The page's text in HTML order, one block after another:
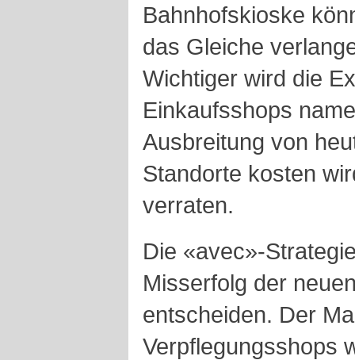
Bahnhofskioske
das Gleiche
Wichtiger wird die
Einkaufsshops
Ausbreitung von
Standorte kosten
verraten.
Die «avec»-
Misserfolg der
entscheiden. Der
Verpflegungsshops